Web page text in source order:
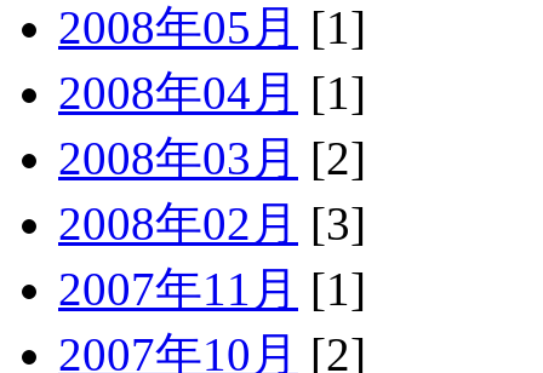
2008年05月 [1]
2008年04月 [1]
2008年03月 [2]
2008年02月 [3]
2007年11月 [1]
2007年10月 [2]